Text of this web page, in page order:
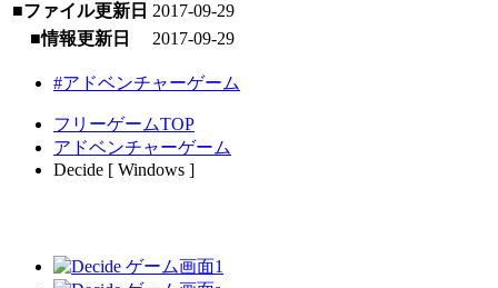
■ファイル更新日 2017-09-29
■情報更新日
2017-09-29
#アドベンチャーゲーム
フリーゲームTOP
アドベンチャーゲーム
Decide [ Windows ]